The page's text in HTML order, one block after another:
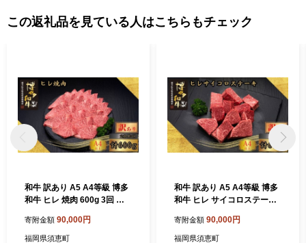
この返礼品を見ている人はこちらもチェック
和牛 訳あり A5 A4等級 博多
和牛 ヒレ 焼肉 600g 3回 定
う wagyu 和牛ステーキ 国産
国産牛 牛 牛肉 肉 ヒレ ひれ h
寄附金額 90,000円
福岡県須恵町
和牛 訳あり A5 A4等級 博多
和牛 ヒレ サイコロステーキ
和牛 わぎゅう wagyu 和牛ス
テーキ 国産 国産牛 牛 牛肉
寄附金額 90,000円
福岡県須恵町